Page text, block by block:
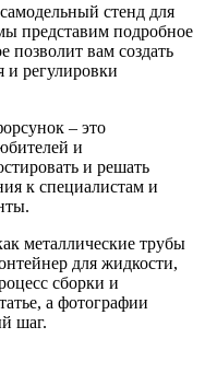
стенд для
представим подробное
позволит вам создать
и регулировки
– это
и
и решать
к специалистам и
металлические трубы
для жидкости,
сборки и
а фотографии
шаг.